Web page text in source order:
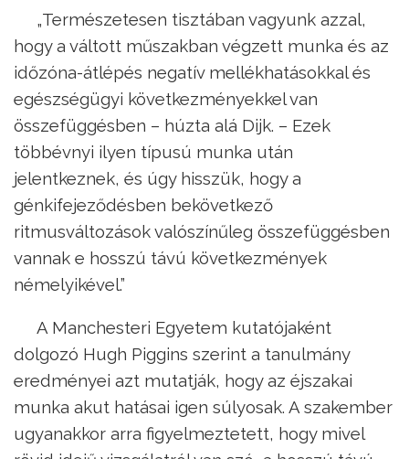
„Természetesen tisztában vagyunk azzal,
hogy a váltott műszakban végzett munka és az
időzóna-átlépés negatív mellékhatásokkal és
egészségügyi következményekkel van
összefüggésben – húzta alá Dijk. – Ezek
többévnyi ilyen típusú munka után
jelentkeznek, és úgy hisszük, hogy a
génkifejeződésben bekövetkező
ritmusváltozások valószínűleg összefüggésben
vannak e hosszú távú következmények
némelyikével.”
A Manchesteri Egyetem kutatójaként
dolgozó Hugh Piggins szerint a tanulmány
eredményei azt mutatják, hogy az éjszakai
munka akut hatásai igen súlyosak. A szakember
ugyanakkor arra figyelmeztetett, hogy mivel